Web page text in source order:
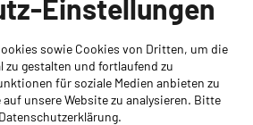
Einstellungen
sowie Cookies von Dritten, um die
zu gestalten und fortlaufend zu
für soziale Medien anbieten zu
unsere Website zu analysieren. Bitte